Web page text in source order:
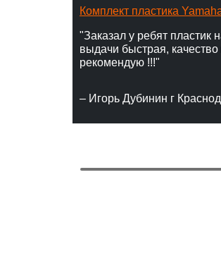
Комплект пластика
"Заказал у ребят пластик
выдачи быстрая,
рекомендую !!!"
– Игорь Дубинин г